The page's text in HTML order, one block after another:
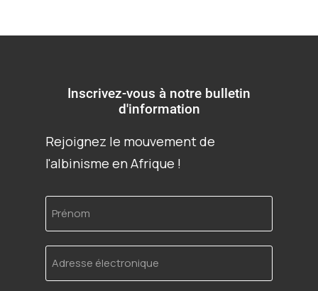
Inscrivez-vous à notre bulletin
d'information
Rejoignez le mouvement de
l'albinisme en Afrique !
Prénom
Adresse
électronique